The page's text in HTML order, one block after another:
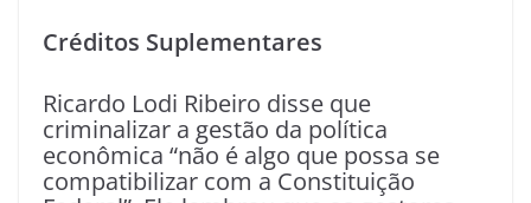
Créditos Suplementares
Ricardo Lodi Ribeiro disse que
criminalizar a gestão da política
econômica “não é algo que possa se
compatibilizar com a Constituição